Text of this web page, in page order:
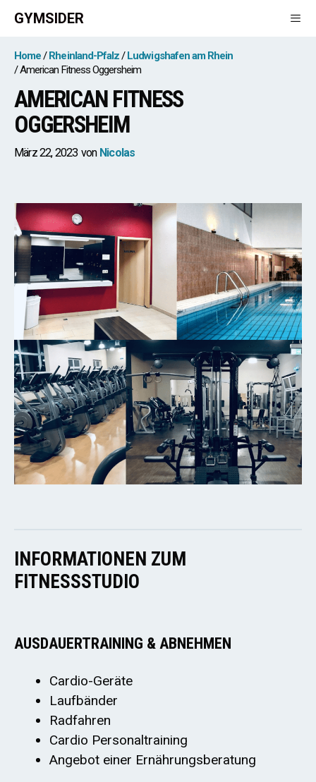
Zum
Inhalt
springen
GYMSIDER
Home Rheinland-Pfalz
Ludwigshafen am Rhein
American Fitness Oggersheim
AMERICAN FITNESS
OGGERSHEIM
März 22, 2023 von Nicolas
INFORMATIONEN ZUM
FITNESSSTUDIO
AUSDAUERTRAINING & ABNEHMEN
Cardio-Geräte
Laufbänder
Radfahren
Cardio Personaltraining
Angebot einer Ernährungsberatung